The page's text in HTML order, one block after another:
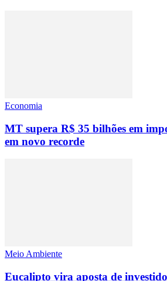
Economia
MT supera R$ 35 bilhões em
em novo recorde
Meio Ambiente
Eucalipto vira aposta de